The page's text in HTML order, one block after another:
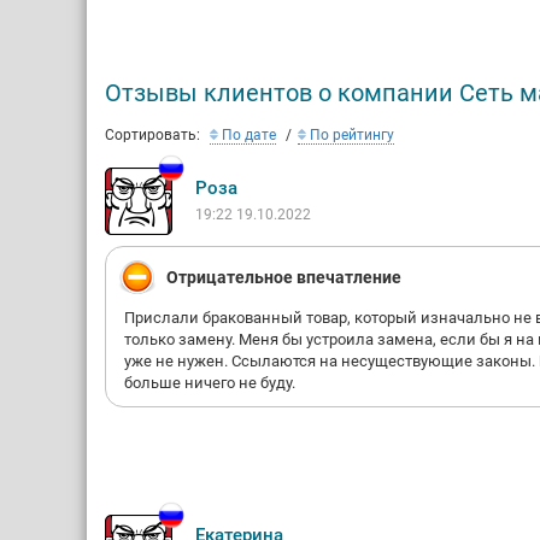
товаров
Отзывы клиентов о компании Сеть
Сортировать: По дате По рейтингу
Роза
19:22 19.10.2022
Отрицательное впечатление
Прислали бракованный товар, который изначально
только замену. Меня бы устроила замена, если бы я на
уже не нужен. Ссылаются на несуществующие
больше ничего не буду.
Екатерина